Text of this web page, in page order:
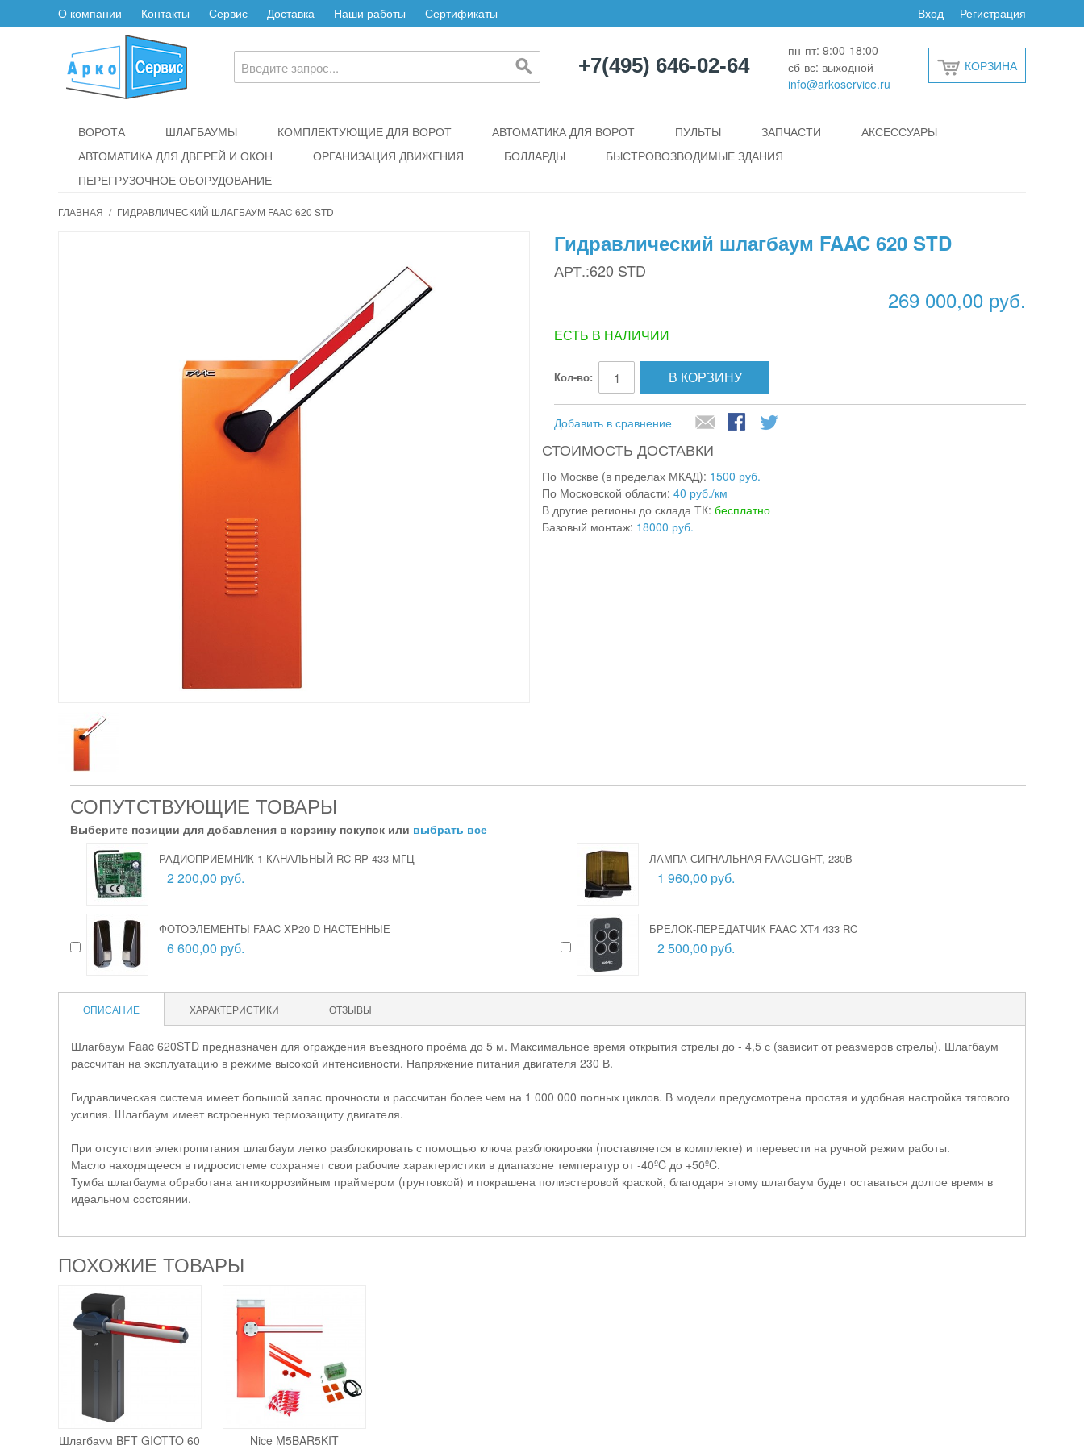
О компании Контакты Сервис Доставка Наши работы Сертификаты Регистрация
Вход
+7(495) 646-02-64
пн-пт: 9:00-18:00
сб-вс: выходной
info@arkoservice.ru
КОРЗИНА
ВОРОТА ШЛАГБАУМЫ КОМПЛЕКТУЮЩИЕ ДЛЯ ВОРОТ АВТОМАТИКА ДЛЯ ВОРОТ ПУЛЬТЫ ЗАПЧАСТИ
АКСЕССУАРЫ
АВТОМАТИКА ДЛЯ ДВЕРЕЙ И ОКОН
ОРГАНИЗАЦИЯ ДВИЖЕНИЯ БОЛЛАРДЫ
БЫСТРОВОЗВОДИМЫЕ ЗДАНИЯ
ПЕРЕГРУЗОЧНОЕ ОБОРУДОВАНИЕ
ГЛАВНАЯ / ГИДРАВЛИЧЕСКИЙ ШЛАГБАУМ FAAC 620 STD
Гидравлический шлагбаум FAAC 620 STD
АРТ.:620 STD
269 000,00 руб.
ЕСТЬ В НАЛИЧИИ
Кол-во: В КОРЗИНУ
Добавить в сравнение
СТОИМОСТЬ ДОСТАВКИ
По Москве (в пределах МКАД): 1500 руб.
По Московской области: 40 руб./км
В другие регионы до склада ТК: бесплатно
Базовый монтаж: 18000 руб.
СОПУТСТВУЮЩИЕ ТОВАРЫ
Выберите позиции для добавления в корзину покупок или выбрать все
РАДИОПРИЕМНИК 1-КАНАЛЬНЫЙ RC RP 433 МГЦ
2 200,00 руб.
ЛАМПА СИГНАЛЬНАЯ FAACLIGHT, 230В
1 960,00 руб.
ФОТОЭЛЕМЕНТЫ FAAC XP20 D НАСТЕННЫЕ
6 600,00 руб.
БРЕЛОК-ПЕРЕДАТЧИК FAAC XT4 433 RC
2 500,00 руб.
ОПИСАНИЕ ХАРАКТЕРИСТИКИ ОТЗЫВЫ
Шлагбаум Faac 620STD предназначен для ограждения въездного проёма до 5 м. Максимальное время открытия стрелы до - 4,5 с (зависит от реазмеров стрелы). Шлагбаум
рассчитан на эксплуатацию в режиме высокой интенсивности. Напряжение питания двигателя 230 В.
Гидравлическая система имеет большой запас прочности и рассчитан более чем на 1 000 000 полных циклов. В модели предусмотрена простая и удобная настройка тягового
усилия. Шлагбаум имеет встроенную термозащиту двигателя.
При отсутствии электропитания шлагбаум легко разблокировать с помощью ключа разблокировки (поставляется в комплекте) и перевести на ручной режим работы.
Масло находящееся в гидросистеме сохраняет свои рабочие характеристики в диапазоне температур от -40ºC до +50ºC.
Тумба шлагбаума обработана антикоррозийным праймером (грунтовкой) и покрашена полиэстеровой краской, благодаря этому шлагбаум будет оставаться долгое время в
идеальном состоянии.
ПОХОЖИЕ ТОВАРЫ
Шлагбаум BFT GIOTTO 60 Nice M5BAR5KIT